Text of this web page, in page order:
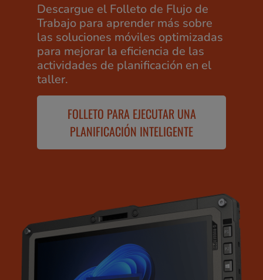
Descargue el Folleto de Flujo de
Trabajo para aprender más sobre
las soluciones móviles optimizadas
para mejorar la eficiencia de las
actividades de planificación en el
taller.
FOLLETO PARA EJECUTAR UNA
PLANIFICACIÓN INTELIGENTE